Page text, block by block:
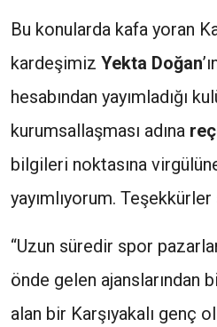
Bu konularda kafa yoran
kardeşimiz Yekta Doğan
hesabından yayımladığı
kurumsallaşması adına
bilgileri noktasına
yayımlıyorum.
“Uzun süredir spor
önde gelen ajanslarından
alan bir Karşıyakalı genç